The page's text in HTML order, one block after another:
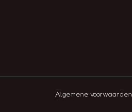
Algemene voorwaarden